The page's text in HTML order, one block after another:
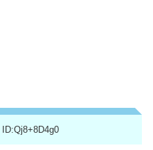
ID:Qj8+8D4g0